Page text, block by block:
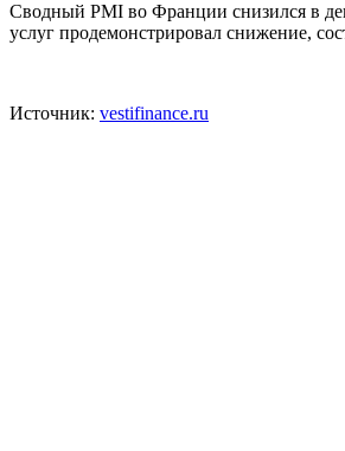
Сводный PMI во Франции снизился в
услуг продемонстрировал снижение,
Источник: vestifinance.ru